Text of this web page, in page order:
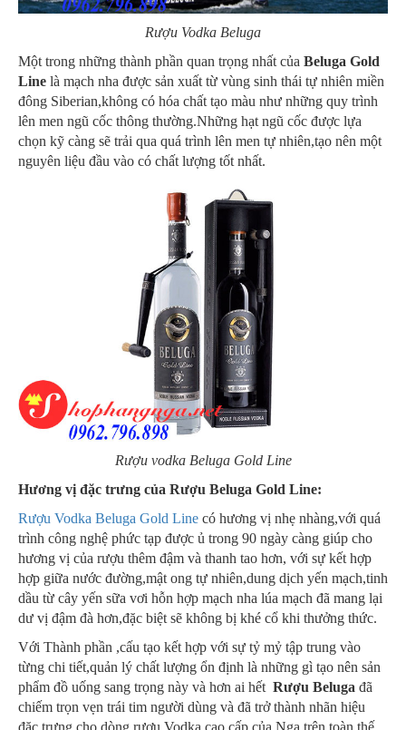
Rượu Vodka Beluga
Một trong những thành phần quan trọng nhất của Beluga Gold
Line là mạch nha được sản xuất từ vùng sinh thái tự nhiên miền
đông Siberian,không có hóa chất tạo màu như những quy trình
lên men ngũ cốc thông thường.Những hạt ngũ cốc được lựa
chọn kỹ càng sẽ trải qua quá trình lên men tự nhiên,tạo nên một
nguyên liệu đầu vào có chất lượng tốt nhất.
Rượu vodka Beluga Gold Line
Hương vị đặc trưng của Rượu Beluga Gold Line:
Rượu Vodka Beluga Gold Line có hương vị nhẹ nhàng,với quá
trình công nghệ phức tạp được ủ trong 90 ngày càng giúp cho
hương vị của rượu thêm đậm và thanh tao hơn, với sự kết hợp
hợp giữa nước đường,mật ong tự nhiên,dung dịch yến mạch,tinh
dầu từ cây yến sữa vơi hỗn hợp mạch nha lúa mạch đã mang lại
dư vị đậm đà hơn,đặc biệt sẽ không bị khé cổ khi thưởng thức.
Với Thành phần ,cấu tạo kết hợp với sự tỷ mỷ tập trung vào
từng chi tiết,quản lý chất lượng ổn định là những gì tạo nên sản
phẩm đồ uống sang trọng này và hơn ai hết Rượu Beluga đã
chiếm trọn vẹn trái tim người dùng và đã trở thành nhãn hiệu
đặc trưng cho dòng rượu Vodka cao cấp của Nga trên toàn thế